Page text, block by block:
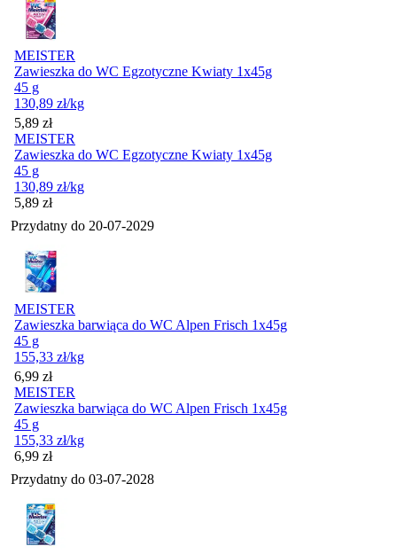
MEISTER
Zawieszka do WC Egzotyczne Kwiaty 1x45g
45 g
130,89 zł/kg
Cena
5,89 zł
MEISTER
Zawieszka do WC Egzotyczne Kwiaty 1x45g
45 g
130,89 zł/kg
Cena
5,89 zł
Przydatny do 20-07-2029
MEISTER
Zawieszka barwiąca do WC Alpen Frisch 1x45g
45 g
155,33 zł/kg
Cena
6,99 zł
MEISTER
Zawieszka barwiąca do WC Alpen Frisch 1x45g
45 g
155,33 zł/kg
Cena
6,99 zł
Przydatny do 03-07-2028